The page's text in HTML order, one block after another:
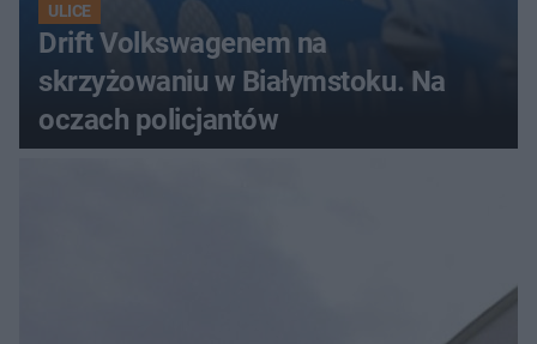
ULICE
Drift Volkswagenem na
skrzyżowaniu w Białymstoku. Na
oczach policjantów